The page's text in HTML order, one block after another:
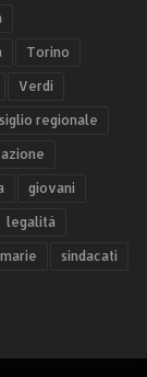
Torino
Verdi
regionale
giovani
legalità
sindacati